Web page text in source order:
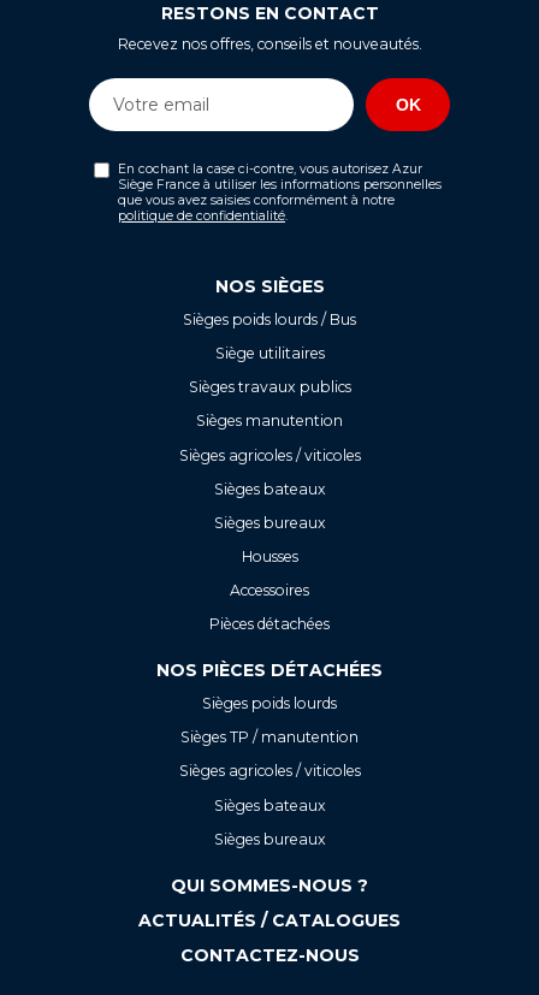
RESTONS EN CONTACT
Recevez nos offres, conseils et nouveautés.
En cochant la case ci-contre, vous autorisez Azur
Siège France à utiliser les informations personnelles
que vous avez saisies conformément à notre
politique de confidentialité.
NOS SIÈGES
Sièges poids lourds / Bus
Siège utilitaires
Sièges travaux publics
Sièges manutention
Sièges agricoles / viticoles
Sièges bateaux
Sièges bureaux
Housses
Accessoires
Pièces détachées
NOS PIÈCES DÉTACHÉES
Sièges poids lourds
Sièges TP / manutention
Sièges agricoles / viticoles
Sièges bateaux
Sièges bureaux
QUI SOMMES-NOUS ?
ACTUALITÉS / CATALOGUES
CONTACTEZ-NOUS